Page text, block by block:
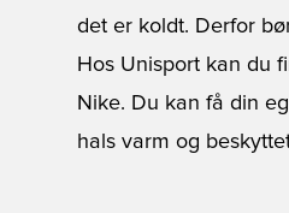
det er koldt. Derfor
Hos Unisport kan du
Nike. Du kan få din
hals varm og